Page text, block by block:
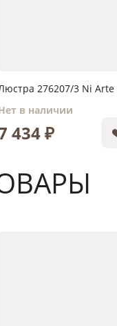
276207/3 Ni
в наличии
434 ₽